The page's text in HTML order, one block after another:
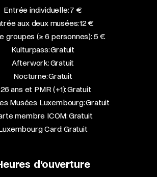
Entrée individuelle: 7 €
aux deux musées: 12 €
groupes (≥ 6 personnes): 5 €
Kulturpass: Gratuit
Afterwork: Gratuit
Nocturne: Gratuit
ans et PMR (+1): Gratuit
Musées Luxembourg: Gratuit
membre ICOM: Gratuit
Card: Gratuit
d’ouverture